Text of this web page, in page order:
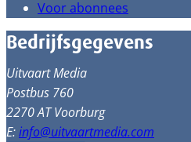
Voor abonnees
Bedrijfsgegevens
Uitvaart Media
Postbus 760
2270 AT Voorburg
E:info@uitvaartmedia.com